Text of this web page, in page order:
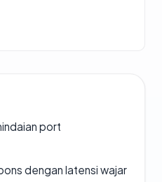
port
dengan latensi wajar